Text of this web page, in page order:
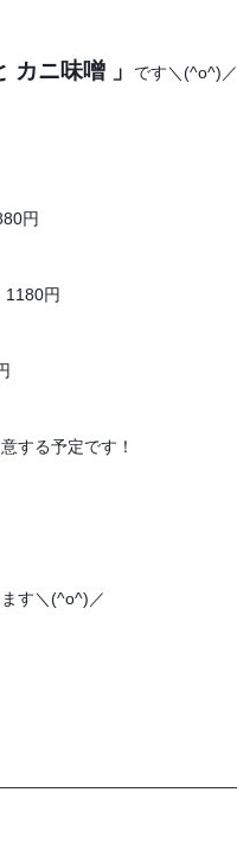
ニ味噌 」 です＼(^o^)／
円
1180円
する予定です！
す＼(^o^)／